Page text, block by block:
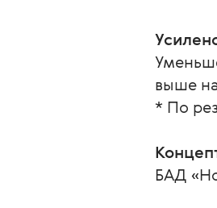
выше
* По
БАД